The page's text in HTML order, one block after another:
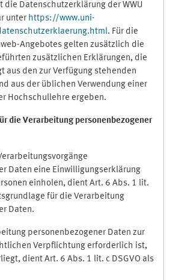
die Datenschutzerklärung der WWU
unter https://www.uni-
. Für die
Angebotes gelten zusätzlich die
zusätzlichen Erklärungen, die
aus den zur Verfügung stehenden
aus der üblichen Verwendung einer
Hochschullehre ergeben.
die Verarbeitung personenbezogener
Daten eine Einwilligungserklärung
einholen, dient Art. 6 Abs. 1 lit.
für die Verarbeitung
Daten.
personenbezogener Daten zur
Verpflichtung erforderlich ist,
dient Art. 6 Abs. 1 lit. c DSGVO als